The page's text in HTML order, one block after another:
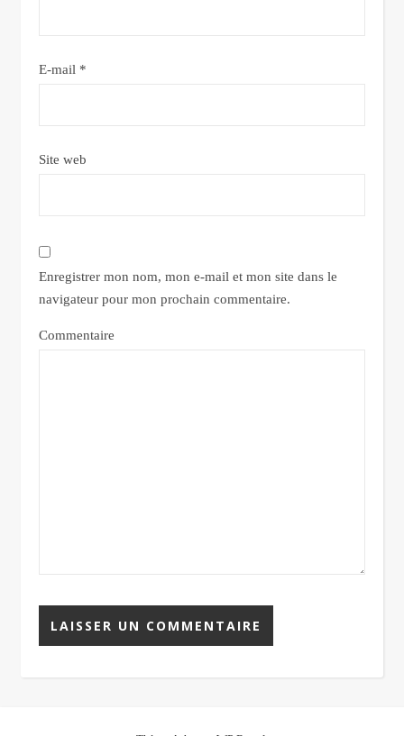
E-mail *
Site web
Enregistrer mon nom, mon e-mail et mon site dans le
navigateur pour mon prochain commentaire.
Commentaire